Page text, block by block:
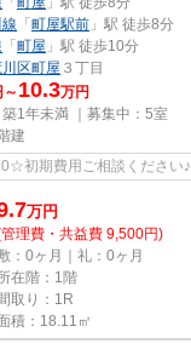
「町屋駅前 」駅 徒歩8分
「町屋 」駅 徒歩10分
区町屋 ３丁目
10.3万円
1年未満 ｜募集中： 5室
建
初期費用ご相談ください♪
万円
理費・共益費 9,500円)
：0ヶ月｜礼：0ヶ月
在階：1階
取り：1R
積：18.11㎡